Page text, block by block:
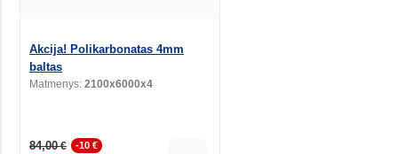
Akcija! Polikarbonatas 4mm
baltas
Matmenys: 2100x6000x4
84,00€ -10 €